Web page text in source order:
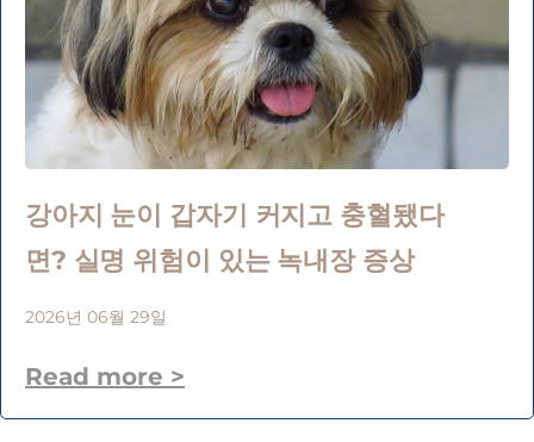
강아지 눈이 갑자기 커지고 충혈됐다
면? 실명 위험이 있는 녹내장 증상
2026년 06월 29일
Read more >